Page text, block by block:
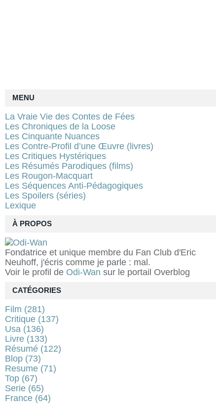
À PROPOS
Fondatrice et unique membre du Fan Club d'Eric
Neuhoff, j'écris comme je parle : mal.
Voir le profil de Odi-Wan sur le portail Overblog
MENU
La Vraie Vie des Contes de Fées
Les Chroniques de la Loose
Les Cinquante Nuances
Les Contre-Profil d’une Œuvre (livres)
Les Critiques Hystériques
Les Résumés Parodiques (films)
Les Rougon-Macquart
Les Séquences Anti-Pédagogiques
Les Spoilers (séries)
Lexique
CATÉGORIES
Film (281)
Critique (137)
Usa (136)
Livre (133)
Résumé (122)
Blop (73)
Resume (71)
Top (67)
Serie (65)
France (64)